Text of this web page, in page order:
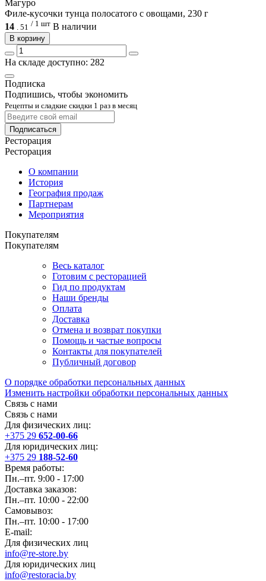
Магуро
Филе-кусочки тунца полосатого с овощами, 230 г
14 . 51 / 1 шт В наличии
В корзину
На складе доступно: 282
Подписка
Подпишись, чтобы экономить
Рецепты и сладкие скидки 1 раз в месяц
Подписаться
Ресторация
Ресторация
О компании
История
География продаж
Партнерам
Мероприятия
Покупателям
Покупателям
Весь каталог
Готовим с ресторацией
Гид по продуктам
Наши бренды
Оплата
Доставка
Отмена и возврат покупки
Помощь и частые вопросы
Контакты для покупателей
Публичный договор
О порядке обработки персональных данных
Изменить настройки обработки персональных данных
Связь с нами
Связь с нами
Для физических лиц:
+375 29 652-00-66
Для юридических лиц:
+375 29 188-52-60
Время работы:
Пн.–пт. 9:00 - 17:00
Доставка заказов:
Пн.–пт. 10:00 - 22:00
Самовывоз:
Пн.–пт. 10:00 - 17:00
E-mail:
Для физических лиц
info@re-store.by
Для юридических лиц
info@restoracia.by